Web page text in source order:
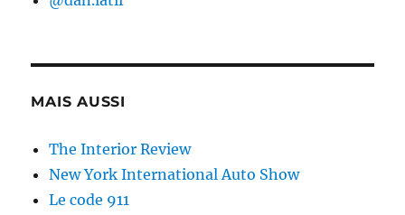
MAIS AUSSI
The Interior Review
New York International Auto Show
Le code 911